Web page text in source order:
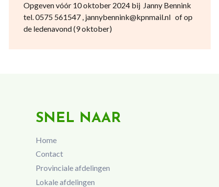
Opgeven vóór 10 oktober 2024 bij Janny Bennink
tel. 0575 561547 , jannybennink@kpnmail.nl of op
de ledenavond (9 oktober)
SNEL NAAR
Home
Contact
Provinciale afdelingen
Lokale afdelingen